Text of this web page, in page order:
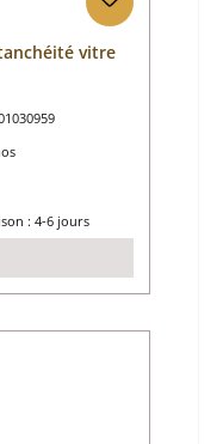
vitre
:
: 4-6 jours